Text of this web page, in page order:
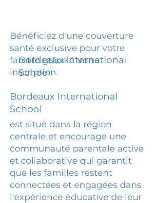
Bénéficiez d'une couverture
santé exclusive pour votre
famille grâce à votre
inscription.
Bordeaux International
School
Bordeaux International
School
est situé dans la région
centrale et encourage une
communauté parentale active
et collaborative qui garantit
que les familles restent
connectées et engagées dans
l'expérience éducative de leur